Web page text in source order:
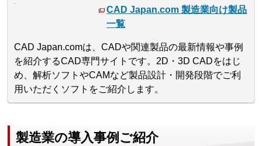
CAD Japan.com 製造業向け製品
一覧
CAD Japan.comは、CADや関連製品の最新情報や事例
を紹介するCAD専門サイトです。2D・3D CADをはじ
め、解析ソフトやCAMなど製品設計・開発段階でご利
用いただくソフトをご紹介します。
製造業の導入事例ご紹介